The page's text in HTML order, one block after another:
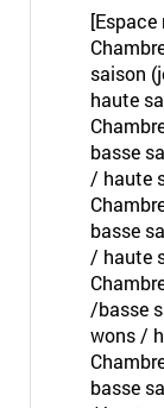
saison
haute
basse
/ haute
basse
/ haute
/basse
wons /
basse